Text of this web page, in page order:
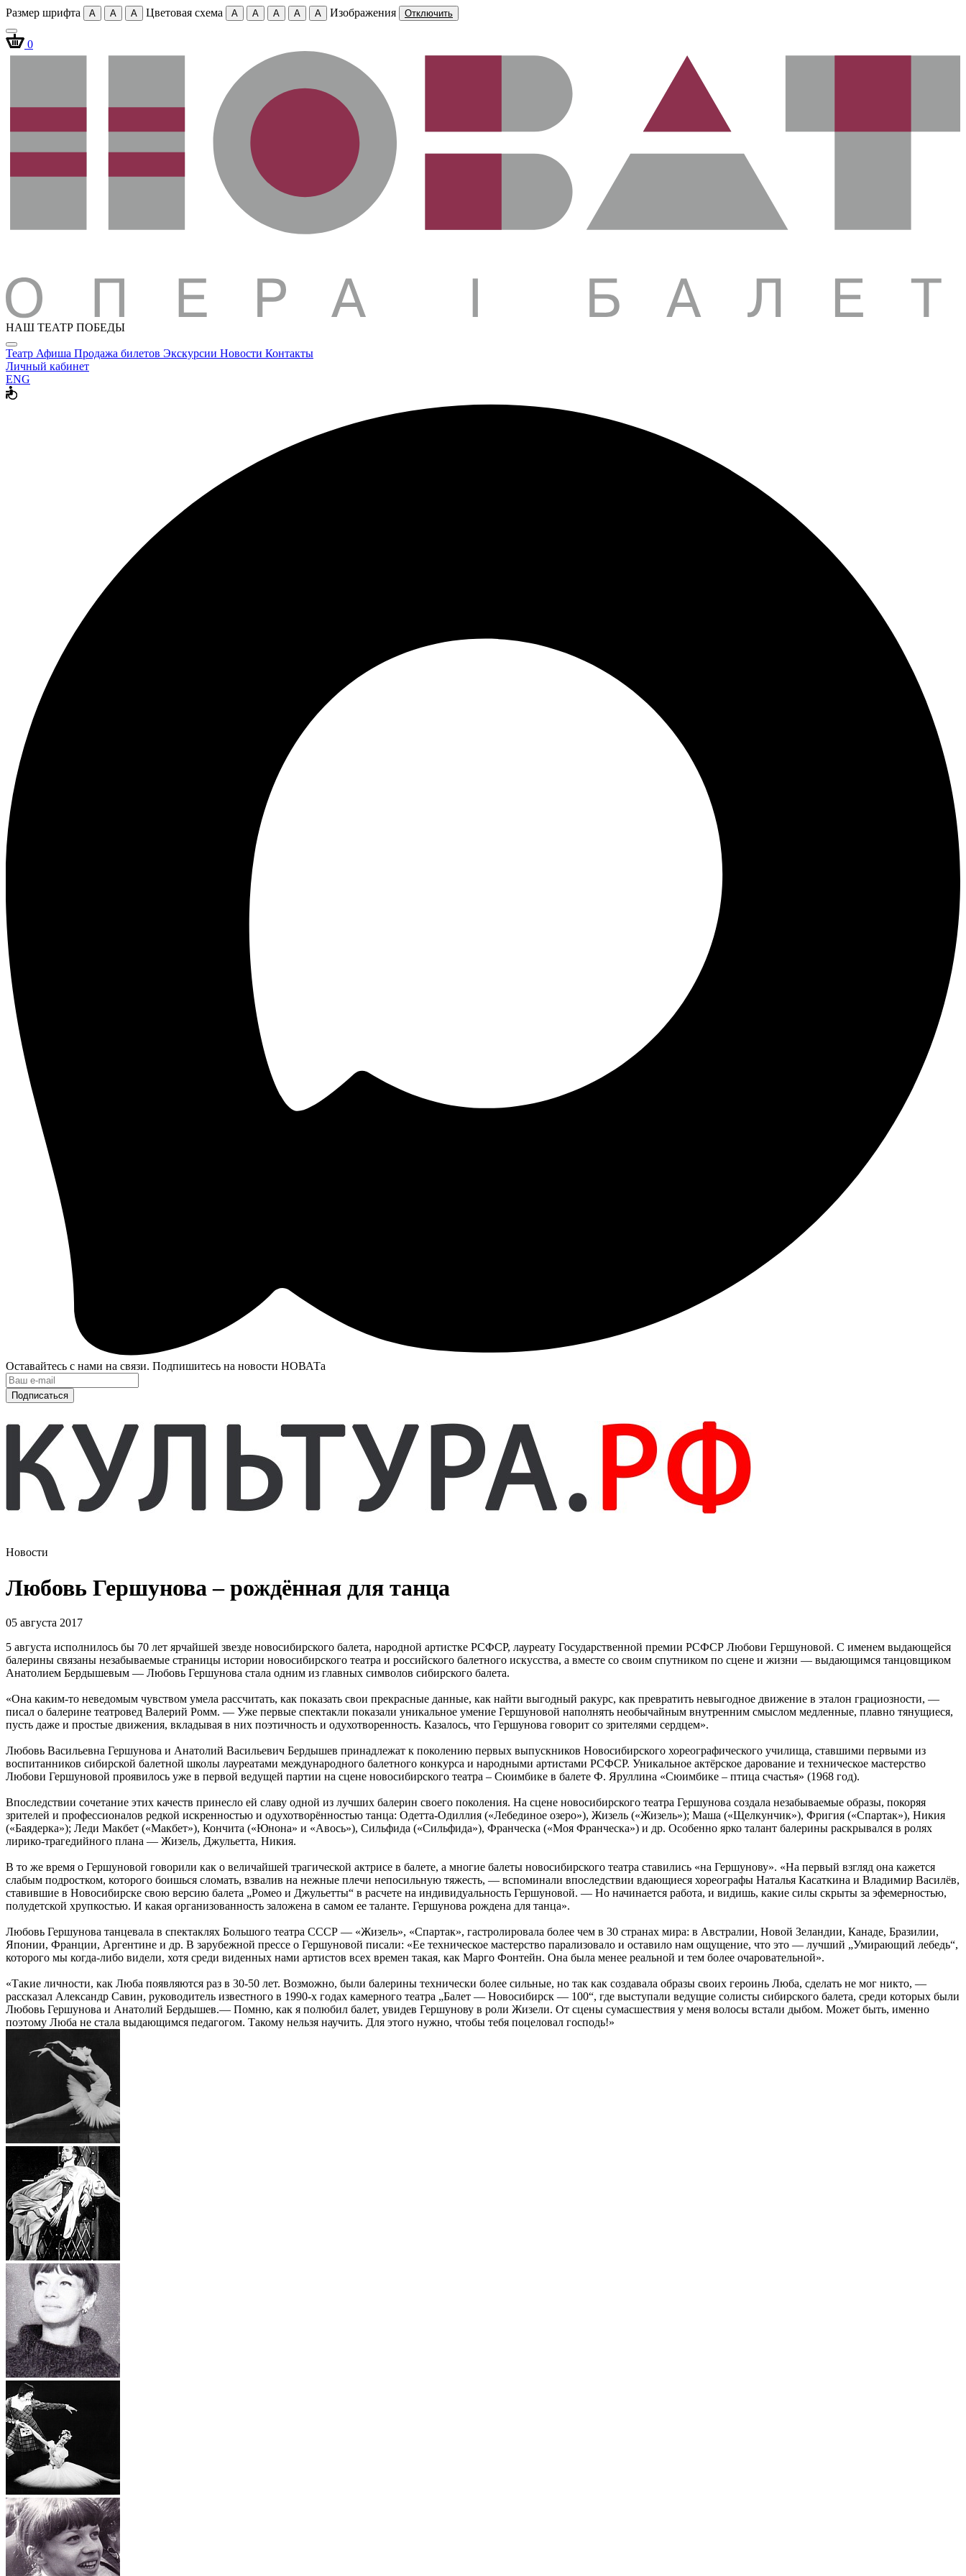
Размер шрифта A A A Цветовая схема A A A A A Изображения Отключить
0
НАШ ТЕАТР ПОБЕДЫ
Театр Афиша Продажа билетов Экскурсии Новости Контакты
Личный кабинет
ENG
Оставайтесь с нами на связи. Подпишитесь на новости НОВАТа
Подписаться
Новости
Любовь Гершунова – рождённая для танца
05 августа 2017
5 августа исполнилось бы 70 лет ярчайшей звезде новосибирского балета, народной артистке РСФСР, лауреату Государственной премии РСФСР Любови Гершуновой. С именем выдающейся
балерины связаны незабываемые страницы истории новосибирского театра и российского балетного искусства, а вместе со своим спутником по сцене и жизни — выдающимся танцовщиком
Анатолием Бердышевым — Любовь Гершунова стала одним из главных символов сибирского балета.
«Она каким-то неведомым чувством умела рассчитать, как показать свои прекрасные данные, как найти выгодный ракурс, как превратить невыгодное движение в эталон грациозности, —
писал о балерине театровед Валерий Ромм. — Уже первые спектакли показали уникальное умение Гершуновой наполнять необычайным внутренним смыслом медленные, плавно тянущиеся,
пусть даже и простые движения, вкладывая в них поэтичность и одухотворенность. Казалось, что Гершунова говорит со зрителями сердцем».
Любовь Васильевна Гершунова и Анатолий Васильевич Бердышев принадлежат к поколению первых выпускников Новосибирского хореографического училища, ставшими первыми из
воспитанников сибирской балетной школы лауреатами международного балетного конкурса и народными артистами РСФСР. Уникальное актёрское дарование и техническое мастерство
Любови Гершуновой проявилось уже в первой ведущей партии на сцене новосибирского театра – Сюимбике в балете Ф. Яруллина «Сюимбике – птица счастья» (1968 год).
Впоследствии сочетание этих качеств принесло ей славу одной из лучших балерин своего поколения. На сцене новосибирского театра Гершунова создала незабываемые образы, покоряя
зрителей и профессионалов редкой искренностью и одухотворённостью танца: Одетта-Одиллия («Лебединое озеро»), Жизель («Жизель»); Маша («Щелкунчик»), Фригия («Спартак»), Никия
(«Баядерка»); Леди Макбет («Макбет»), Кончита («Юнона» и «Авось»), Сильфида («Сильфида»), Франческа («Моя Франческа») и др. Особенно ярко талант балерины раскрывался в ролях
лирико-трагедийного плана — Жизель, Джульетта, Никия.
В то же время о Гершуновой говорили как о величайшей трагической актрисе в балете, а многие балеты новосибирского театра ставились «на Гершунову». «На первый взгляд она кажется
слабым подростком, которого боишься сломать, взвалив на нежные плечи непосильную тяжесть, — вспоминали впоследствии вдающиеся хореографы Наталья Касаткина и Владимир Василёв,
ставившие в Новосибирске свою версию балета „Ромео и Джульетты“ в расчете на индивидуальность Гершуновой. — Но начинается работа, и видишь, какие силы скрыты за эфемерностью,
полудетской хрупкостью. И какая организованность заложена в самом ее таланте. Гершунова рождена для танца».
Любовь Гершунова танцевала в спектаклях Большого театра СССР — «Жизель», «Спартак», гастролировала более чем в 30 странах мира: в Австралии, Новой Зеландии, Канаде, Бразилии,
Японии, Франции, Аргентине и др. В зарубежной прессе о Гершуновой писали: «Ее техническое мастерство парализовало и оставило нам ощущение, что это — лучший „Умирающий лебедь“,
которого мы когда-либо видели, хотя среди виденных нами артистов всех времен такая, как Марго Фонтейн. Она была менее реальной и тем более очаровательной».
«Такие личности, как Люба появляются раз в 30-50 лет. Возможно, были балерины технически более сильные, но так как создавала образы своих героинь Люба, сделать не мог никто, —
рассказал Александр Савин, руководитель известного в 1990-х годах камерного театра „Балет — Новосибирск — 100“, где выступали ведущие солисты сибирского балета, среди которых были
Любовь Гершунова и Анатолий Бердышев.— Помню, как я полюбил балет, увидев Гершунову в роли Жизели. От сцены сумасшествия у меня волосы встали дыбом. Может быть, именно
поэтому Люба не стала выдающимся педагогом. Такому нельзя научить. Для этого нужно, чтобы тебя поцеловал господь!»